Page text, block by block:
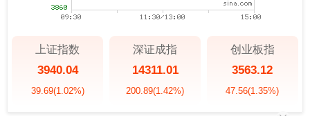
上证指数
3940.04
39.69(1.02%)
深证成指
14311.01
200.89(1.42%)
创业板指
3563.12
47.56(1.35%)